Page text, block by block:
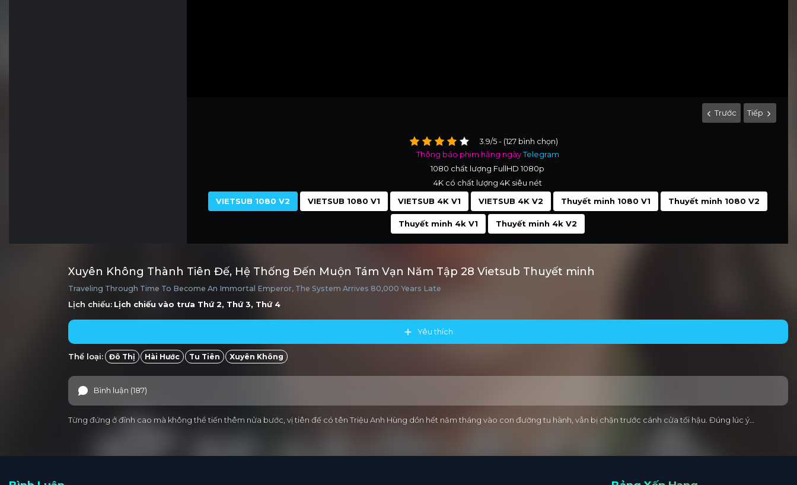
Trước Tiếp
3.9/5 - (127 bình chọn)
Thông báo phim hằng ngàyTelegram
1080 chất lượng FullHD 1080p
4K có chất lượng 4K siêu nét
VIETSUB 1080 V2
VIETSUB 1080 V1 VIETSUB 4K V1 VIETSUB 4K V2 Thuyết minh 1080 V1 Thuyết minh 1080 V2
Thuyết minh 4k V1 Thuyết minh 4k V2
Xuyên Không Thành Tiên Đế, Hệ Thống Đến Muộn Tám Vạn Năm Tập 28 Vietsub Thuyết minh
Traveling Through Time To Become An Immortal Emperor, The System Arrives 80,000 Years Late
Lịch chiếu: Lịch chiếu vào trưa Thứ 2, Thứ 3, Thứ 4
Yêu thích
Thể loại: Đô Thị Hài Hước Tu Tiên Xuyên Không
Bình luận (187)
Từng đứng ở đỉnh cao mà không thể tiến thêm nửa bước, vị tiên đế có tên Triệu Anh Hùng dồn hết năm tháng vào con đường tu hành, vẫn bị chặn trước cánh cửa tối hậu. Đúng lúc ý…